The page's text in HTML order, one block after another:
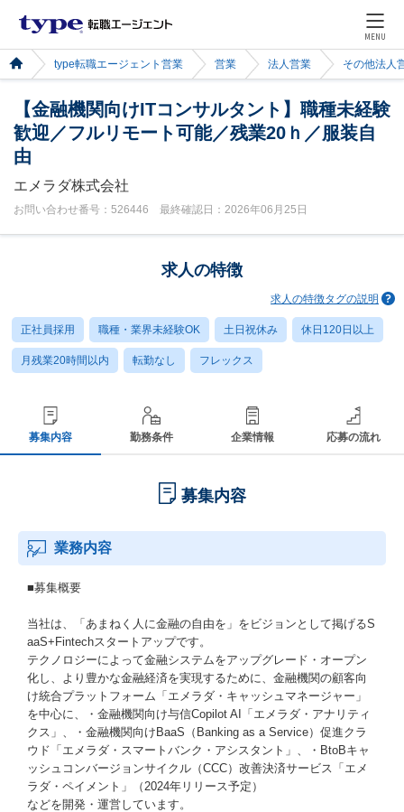
MENU
type転職エージェント営業 営業 法人営業 その他法人
【金融機関向けITコンサルタント】職種未経験
歓迎／フルリモート可能／残業20ｈ／服装自
由
エメラダ株式会社
お問い合わせ番号：526446 最終確認日：2026年06月25日
求人の特徴
求人の特徴タグの説明
正社員採用 職種・業界未経験OK 土日祝休み 休日120日以上
月残業20時間以内 転勤なし フレックス
募集内容 勤務条件 企業情報 応募の流れ
募集内容
業務内容
■募集概要
当社は、「あまねく人に金融の自由を」をビジョンとして掲げるS
aaS+Fintechスタートアップです。
テクノロジーによって金融システムをアップグレード・オープン
化し、より豊かな金融経済を実現するために、金融機関の顧客向
け統合プラットフォーム「エメラダ・キャッシュマネージャー」
を中心に、・金融機関向け与信Copilot AI「エメラダ・アナリティ
クス」、・金融機関向けBaaS（Banking as a Service）促進クラ
ウド「エメラダ・スマートバンク・アシスタント」、・BtoBキャ
ッシュコンバージョンサイクル（CCC）改善決済サービス「エメ
ラダ・ペイメント」（2024年リリース予定）
などを開発・運営しています。